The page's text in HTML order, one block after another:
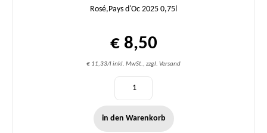
Rosé,Pays d'Oc 2025 0,75l
€ 8,50
€ 11,33/l inkl. MwSt., zzgl. Versand
in den Warenkorb